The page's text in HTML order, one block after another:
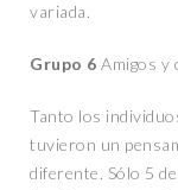
variada.
Grupo 6 Amigos y
Tanto los
tuvieron un
diferente. Sólo 5